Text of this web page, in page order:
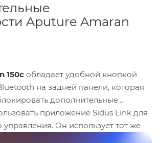
Aputure Amaran
150c обладает удобной кнопкой
на задней панели, которая
дополнительные
приложение Sidus Link для
Он использует тот же
что и лампы amaran 100 и 200